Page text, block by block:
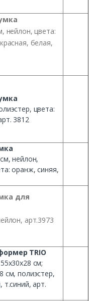
, нейлон, цвета:
красная, белая,
, цвета:
3812
см,нейлон,
оранж,синяя,
для
, арт.3973
TRIO
55х30х28 см;
см,полиэстер,
, т.синий, арт.